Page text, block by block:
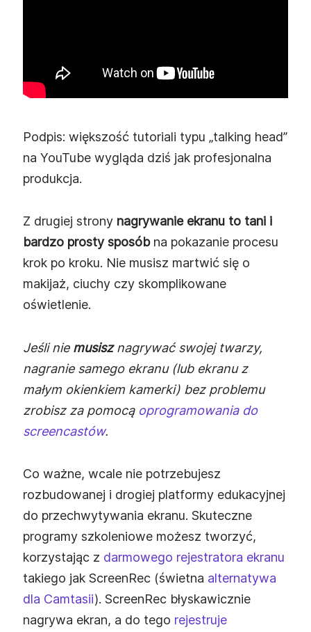
Podpis: większość tutoriali typu „talking head”
na YouTube wygląda dziś jak profesjonalna
produkcja.
Z drugiej strony nagrywanie ekranu to tani i
bardzo prosty sposóbna pokazanie procesu
krok po kroku. Nie musisz martwić się o
makijaż, ciuchy czy skomplikowane
oświetlenie.
Jeśli nie musisznagrywać swojej twarzy,
nagranie samego ekranu (lub ekranu z
małym okienkiem kamerki) bez problemu
zrobisz za pomocą oprogramowania do
screencastów.
Co ważne, wcale nie potrzebujesz
rozbudowanej i drogiej platformy edukacyjnej
do przechwytywania ekranu. Skuteczne
programy szkoleniowe możesz tworzyć,
korzystając z darmowego rejestratora ekranu
takiego jak ScreenRec (świetna alternatywa
dla Camtasii). ScreenRec błyskawicznie
nagrywa ekran, a do tego rejestruje